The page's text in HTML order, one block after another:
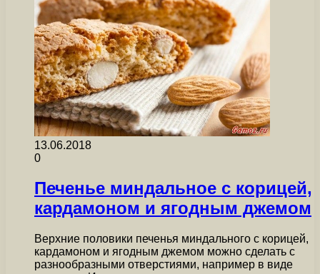
13.06.2018
0
Печенье миндальное с корицей,
кардамоном и ягодным джемом
Верхние половики печенья миндального с корицей,
кардамоном и ягодным джемом можно сделать с
разнообразными отверстиями, например в виде